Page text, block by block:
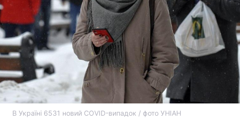
В Україні 6531 новий COVID-випадок / фото УНІАН